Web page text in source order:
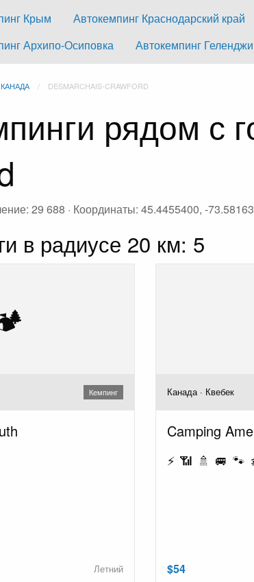
Крым Автокемпинг Краснодарский край
Архипо-Осиповка
Автокемпинг
КАНАДА DESMARCHAIS-CRAWFORD
рядом с
29 688 · Координаты: 45.4455400, -
в радиусе 20 км: 5
Кемпинг
Летний
Канада · Квебек
Camping
⚡ 📶 🚿 🚐 🐾
$54